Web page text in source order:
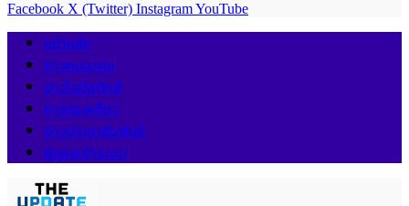
Facebook X (Twitter) InstagramYouTube
หน้าหลัก
ข่าวคมนาคม
ข่าวโลจิสติกส์
ข่าวท่องเที่ยว
ข่าวประชาสัมพันธ์
ผู้ดูแลเข้าระบบ